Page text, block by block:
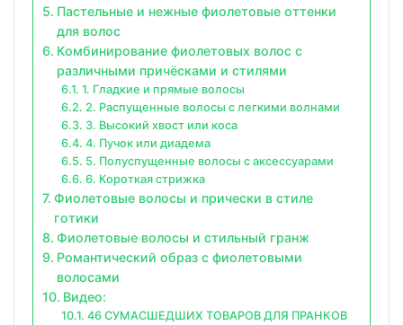
Пастельные и нежные фиолетовые оттенки
для волос
Комбинирование фиолетовых волос с
различными причёсками и стилями
1. Гладкие и прямые волосы
2. Распущенные волосы с легкими волнами
3. Высокий хвост или коса
4. Пучок или диадема
5. Полуспущенные волосы с аксессуарами
6. Короткая стрижка
Фиолетовые волосы и прически в стиле
готики
Фиолетовые волосы и стильный гранж
Романтический образ с фиолетовыми
волосами
Видео:
46 СУМАСШЕДШИХ ТОВАРОВ ДЛЯ ПРАНКОВ